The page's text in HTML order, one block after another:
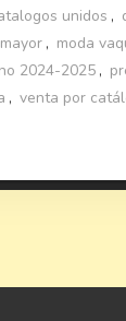
unidos ,
, moda
2024-2025 ,
, venta por